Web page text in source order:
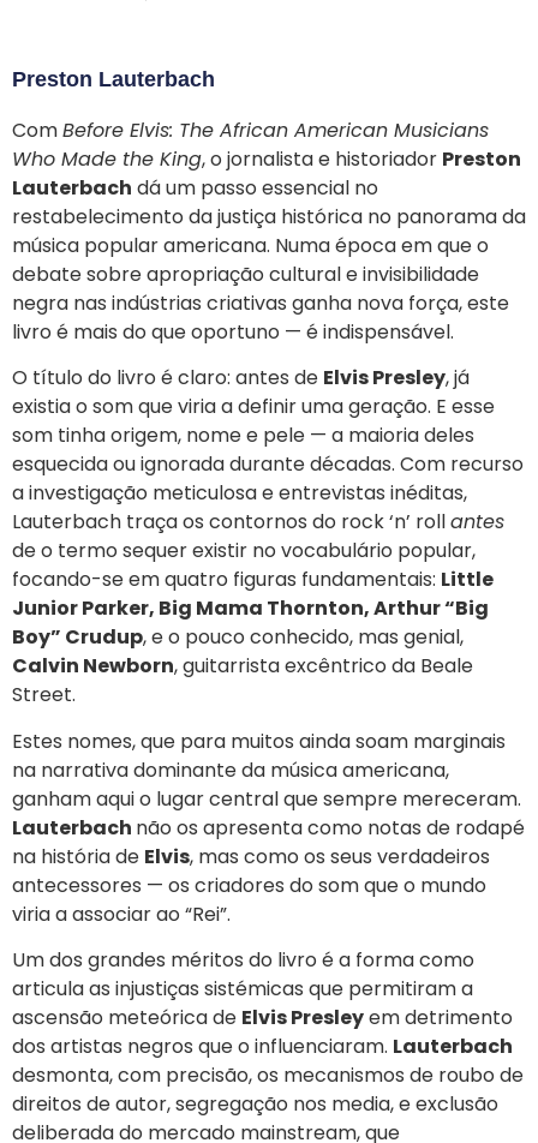
Preston Lauterbach
ComBefore Elvis: The African American Musicians
Who Made the King, o jornalista e historiador Preston
Lauterbach dá um passo essencial no
restabelecimento da justiça histórica no panorama da
música popular americana. Numa época em que o
debate sobre apropriação cultural e invisibilidade
negra nas indústrias criativas ganha nova força, este
livro é mais do que oportuno — é indispensável.
O título do livro é claro: antes de Elvis Presley, já
existia o som que viria a definir uma geração. E esse
som tinha origem, nome e pele — a maioria deles
esquecida ou ignorada durante décadas. Com recurso
a investigação meticulosa e entrevistas inéditas,
Lauterbach traça os contornos do rock ‘n’ rollantes
de o termo sequer existir no vocabulário popular,
focando-se em quatro figuras fundamentais: Little
Junior Parker, Big Mama Thornton, Arthur “Big
Boy” Crudup, e o pouco conhecido, mas genial,
Calvin Newborn, guitarrista excêntrico da Beale
Street.
Estes nomes, que para muitos ainda soam marginais
na narrativa dominante da música americana,
ganham aqui o lugar central que sempre mereceram.
Lauterbach não os apresenta como notas de rodapé
na história de Elvis, mas como os seus verdadeiros
antecessores — os criadores do som que o mundo
viria a associar ao “Rei”.
Um dos grandes méritos do livro é a forma como
articula as injustiças sistémicas que permitiram a
ascensão meteórica de Elvis Presleyem detrimento
dos artistas negros que o influenciaram. Lauterbach
desmonta, com precisão, os mecanismos de roubo de
direitos de autor, segregação nos media, e exclusão
deliberada do mercado mainstream, que